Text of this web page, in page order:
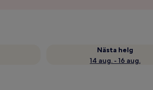
Nästa helg
14 aug. - 16 aug.